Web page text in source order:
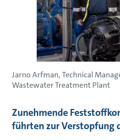
Jarno Arfman, Technical
Wastewater Treatment Plant
Zunehmende
führten zur Verstopfung